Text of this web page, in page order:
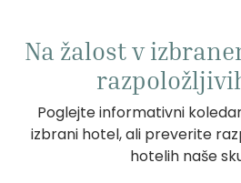
Na žalost v
Poglejte informativni
izbrani hotel, ali preverite
hotelih naše